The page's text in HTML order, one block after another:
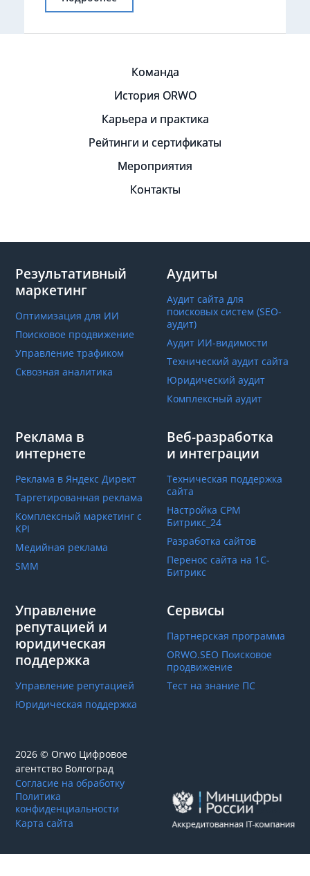
Команда
История ORWO
Карьера и практика
Рейтинги и сертификаты
Мероприятия
Контакты
Результативный
маркетинг
Оптимизация для ИИ
Поисковое продвижение
Управление трафиком
Сквозная аналитика
Аудиты
Аудит сайта для
поисковых систем (SEO-
аудит)
Аудит ИИ-видимости
Технический аудит сайта
Юридический аудит
Комплексный аудит
Реклама в
интернете
Реклама в Яндекс Директ
Таргетированная реклама
Комплексный маркетинг с
КРІ
Медийная реклама
SMM
Веб-разработка
и интеграции
Техническая поддержка
сайта
Настройка СРМ
Битрикс_24
Разработка сайтов
Перенос сайта на 1С-
Битрикс
Управление
репутацией и
юридическая
поддержка
Управление репутацией
Юридическая поддержка
Сервисы
Партнерская программа
ORWO.SEO Поисковое
продвижение
Тест на знание ПС
2026 © Orwo Цифровое
агентство Волгоград
Согласие на обработку
Политика
конфиденциальности
Карта сайта